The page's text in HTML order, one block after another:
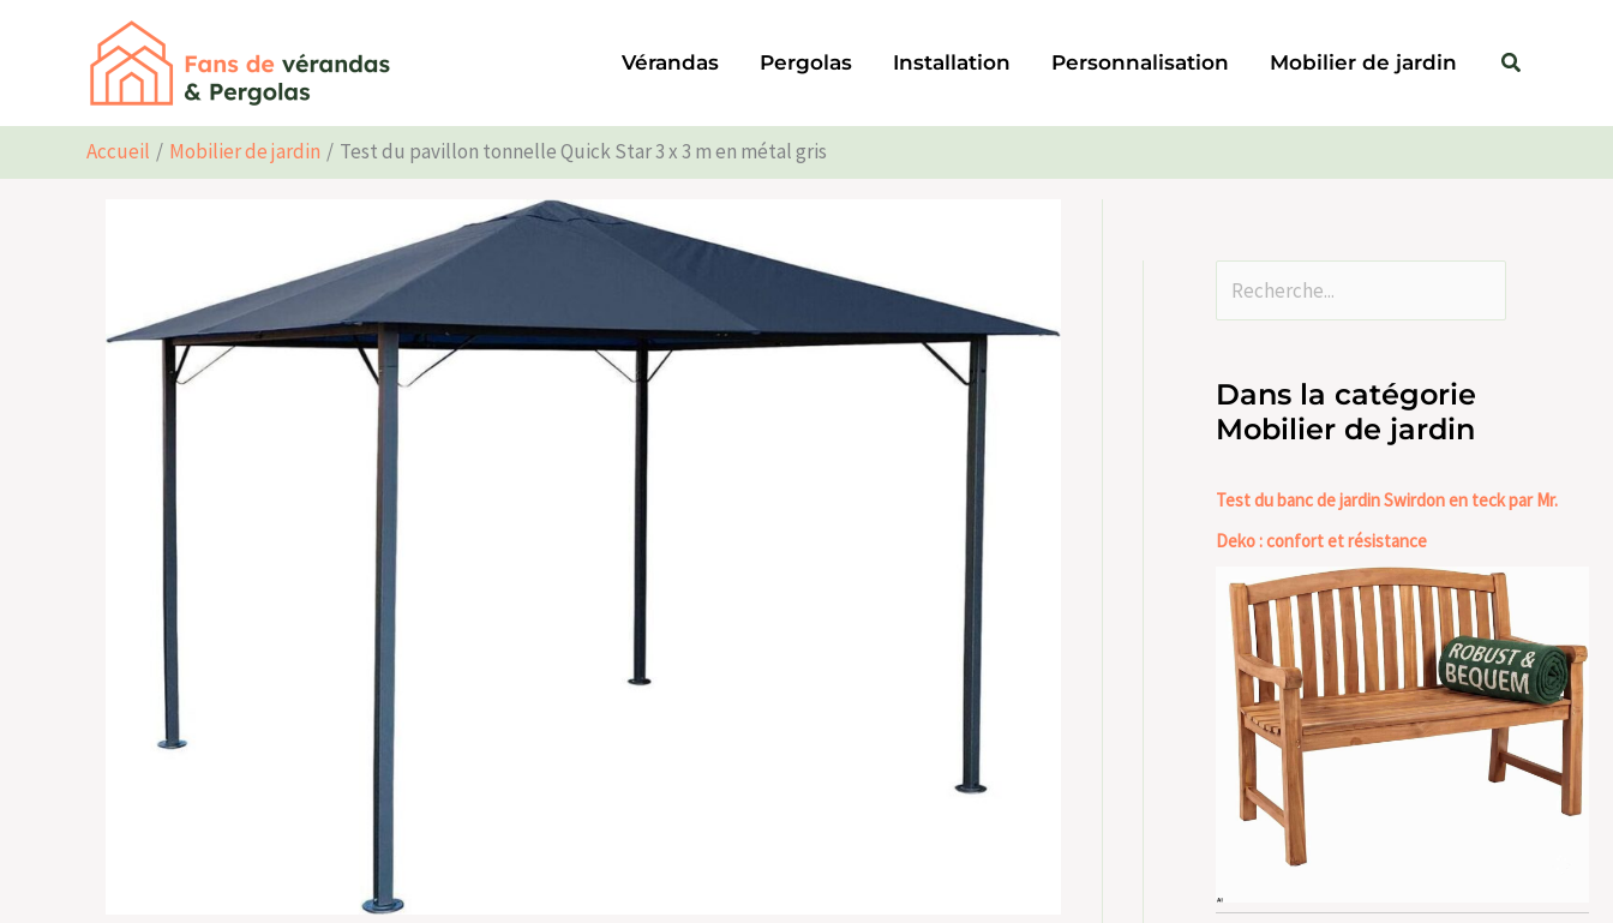
Vérandas Pergolas Installation Personnalisation Mobilier de jardin Rechercher
Accueil Mobilier de jardin Test du pavillon tonnelle Quick Star 3 x 3 m en métal gris
Dans la catégorie
Mobilier de jardin
Test du banc de jardin Swirdon en teck par Mr.
Deko : confort et résistance